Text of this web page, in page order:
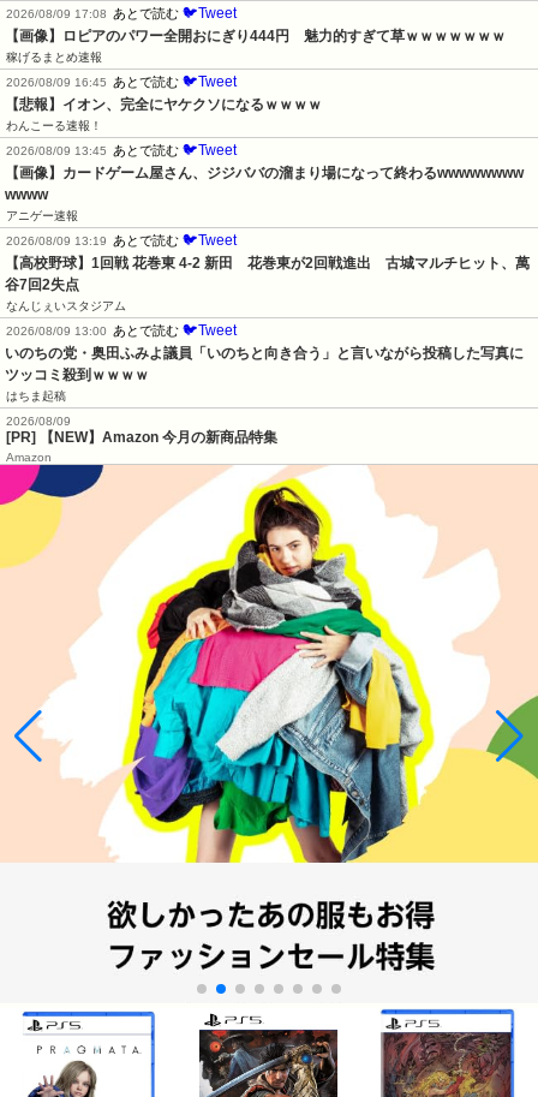
2026/08/09 17:08
あとで読む 🐦Tweet
【画像】ロピアのパワー全開おにぎり444円　魅力的すぎて草ｗｗｗｗｗｗｗ
稼げるまとめ速報
2026/08/09 16:45
あとで読む 🐦Tweet
【悲報】イオン、完全にヤケクソになるｗｗｗｗ
わんこーる速報！
2026/08/09 13:45
あとで読む 🐦Tweet
【画像】カードゲーム屋さん、ジジババの溜まり場になって終わるwwwwwwww
wwww
アニゲー速報
2026/08/09 13:19
あとで読む 🐦Tweet
【高校野球】1回戦 花巻東 4-2 新田　花巻東が2回戦進出　古城マルチヒット、萬
谷7回2失点
なんじぇいスタジアム
2026/08/09 13:00
あとで読む 🐦Tweet
いのちの党・奥田ふみよ議員「いのちと向き合う」と言いながら投稿した写真に
ツッコミ殺到ｗｗｗｗ
はちま起稿
2026/08/09
[PR] 【NEW】Amazon 今月の新商品特集
Amazon